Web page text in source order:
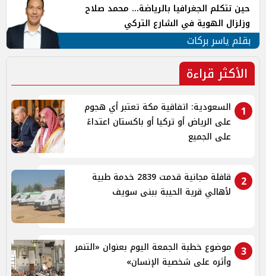
حين تتكلم الجغرافيا بالرياضة... محمد صلاح
وزلزال الهوية في الشارع التركي
بقلم ياسر بركات
الأكثر قراءة
1
السعودية: اتفاقية مكة تعتبر أي هجوم
على الرياض أو تركيا أو باكستان اعتداءً
على الجميع
2
قافلة مجانية قدمت 2839 خدمة طبية
لأهالي قرية الحيبة ببنى سويف
3
موضوع خطبة الجمعة اليوم بعنوان «التنمر
وأثره على شخصية الإنسان»